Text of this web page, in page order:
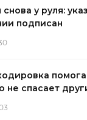
у руля:
подписан
не спасает